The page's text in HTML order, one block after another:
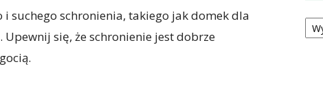
i suchego schronienia, takiego jak domek dla
się, że schronienie jest dobrze